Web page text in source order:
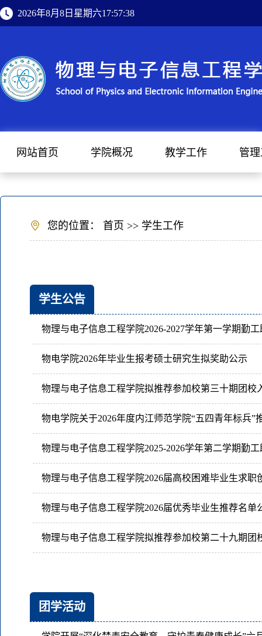
2026年8月8日星期六17:57:39
网站首页 学院概况 教学工作 管
您的位置： 首页 >> 学生工作
学生公告
物电学院2026年毕业生报考硕士研究生拟奖助公示
物理与电子信息工程学院2026届优秀毕业生推荐名单
团学活动